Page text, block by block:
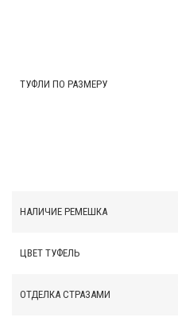
ТУФЛИ ПО РАЗМЕРУ
НАЛИЧИЕ РЕМЕШКА
ЦВЕТ ТУФЕЛЬ
ОТДЕЛКА СТРАЗАМИ